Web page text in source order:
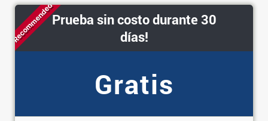
RecommendedPrueba sin costo durante 30
días!
Gratis